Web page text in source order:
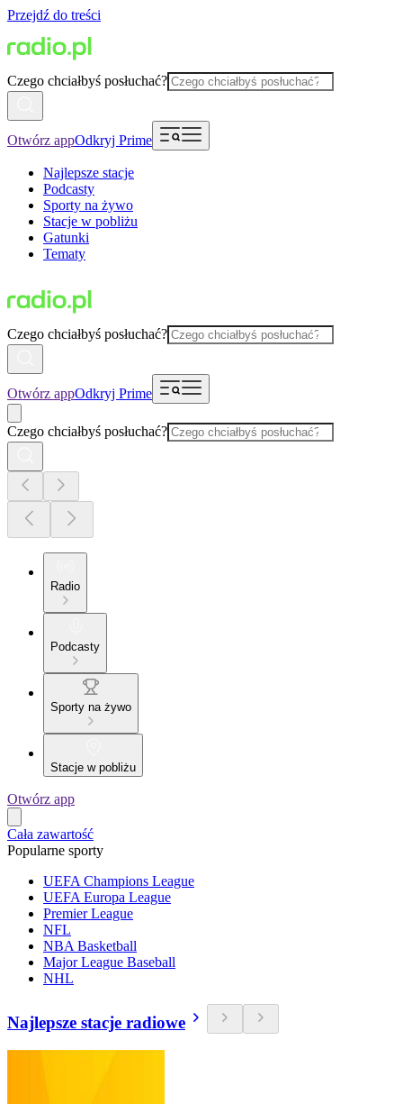
Przejdź do treści
Czego chciałbyś posłuchać?
Otwórz appOdkryj Prime
Najlepsze stacje
Podcasty
Sporty na żywo
Stacje w pobliżu
Gatunki
Tematy
Czego chciałbyś posłuchać?
Otwórz appOdkryj Prime
Czego chciałbyś posłuchać?
Radio
Podcasty
Sporty na żywo
Stacje w pobliżu
Otwórz app
Cała zawartość
Popularne sporty
UEFA Champions League
UEFA Europa League
Premier League
NFL
NBA Basketball
Major League Baseball
NHL
Najlepsze stacje radiowe